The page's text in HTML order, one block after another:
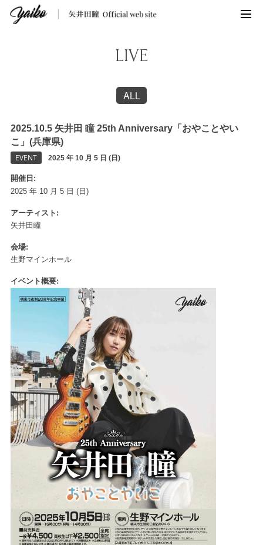
LIVE
ALL
2025.10.5 矢井田 瞳 25th Anniversary「おやことやい
こ」(兵庫県)
EVENT 2025 年 10 月 5 日 (日)
開催日
2025 年 10 月 5 日 (日)
アーティスト
矢井田瞳
会場
生野マインホール
イベント概要